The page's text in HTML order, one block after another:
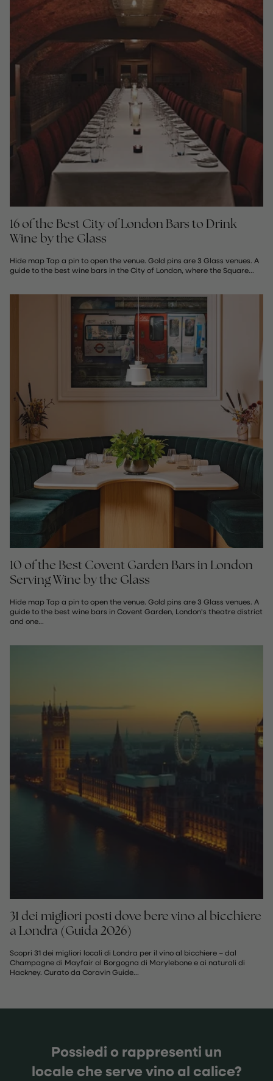
16 of the Best City of London Bars to Drink
Wine by the Glass
Hide map Tap a pin to open the venue. Gold pins are 3 Glass venues. A
guide to the best wine bars in the City of London, where the Square...
10 of the Best Covent Garden Bars in London
Serving Wine by the Glass
Hide map Tap a pin to open the venue. Gold pins are 3 Glass venues. A
guide to the best wine bars in Covent Garden, London's theatre district
and one...
31 dei migliori posti dove bere vino al bicchiere
a Londra (Guida 2026)
Scopri 31 dei migliori locali di Londra per il vino al bicchiere – dal
Champagne di Mayfair al Borgogna di Marylebone e ai naturali di
Hackney. Curato da Coravin Guide...
Possiedi o rappresenti un
locale che serve vino al calice?